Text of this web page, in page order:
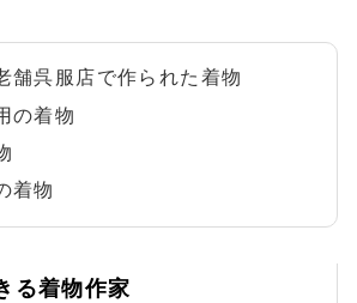
舗呉服店で作られた着物
の着物
着物
る着物作家